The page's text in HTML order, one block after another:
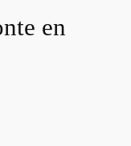
en